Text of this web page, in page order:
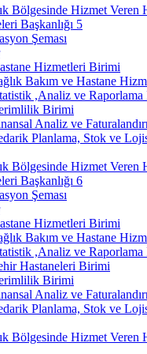
Bölgesinde Hizmet Veren
Başkanlığı 5
Şeması
Hizmetleri Birimi
Bakım ve Hastane
,Analiz ve
Birimi
Analiz ve
Planlama, Stok ve
Bölgesinde Hizmet Veren
Başkanlığı 6
Şeması
Hizmetleri Birimi
Bakım ve Hastane
,Analiz ve
Hastaneleri Birimi
Birimi
Analiz ve
Planlama, Stok ve
Bölgesinde Hizmet Veren